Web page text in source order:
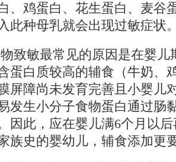
、鸡蛋白、花生蛋白、麦谷
此种母乳就会出现过敏症状
致敏最常见的原因是在婴儿
蛋白质较高的辅食（牛奶、
屏障尚未发育完善且小婴儿
发生小分子食物蛋白通过肠
因此，应在婴儿满6个月以
族史的婴幼儿，辅食添加更